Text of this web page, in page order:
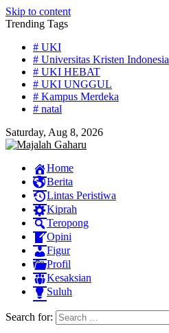
Skip to content
Trending Tags
# UKI
# Universitas Kristen Indonesia
# UKI HEBAT
# UKI UNGGUL
# Kampus Merdeka
# natal
Saturday, Aug 8, 2026
Home
Berita
Lintas Peristiwa
Kiprah
Teropong
Opini
Figur
Profil
Kesaksian
Suluh
Search for: